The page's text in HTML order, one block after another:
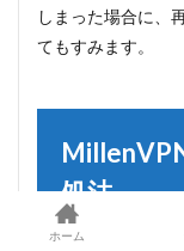
しまった場合に、
てもすみます。
処法
ホーム